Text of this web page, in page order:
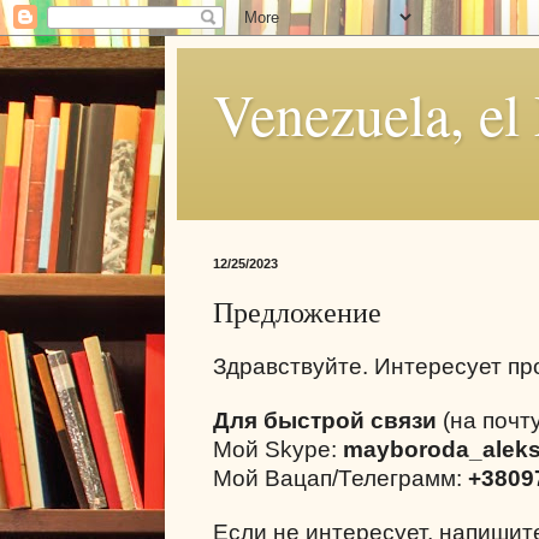
Venezuela,
12/25/2023
Предложение
Здравствуйте. Интересует
Для быстрой связи (на
Мой Skype:
Мой Вацап/Телеграмм:
Если не интересует,